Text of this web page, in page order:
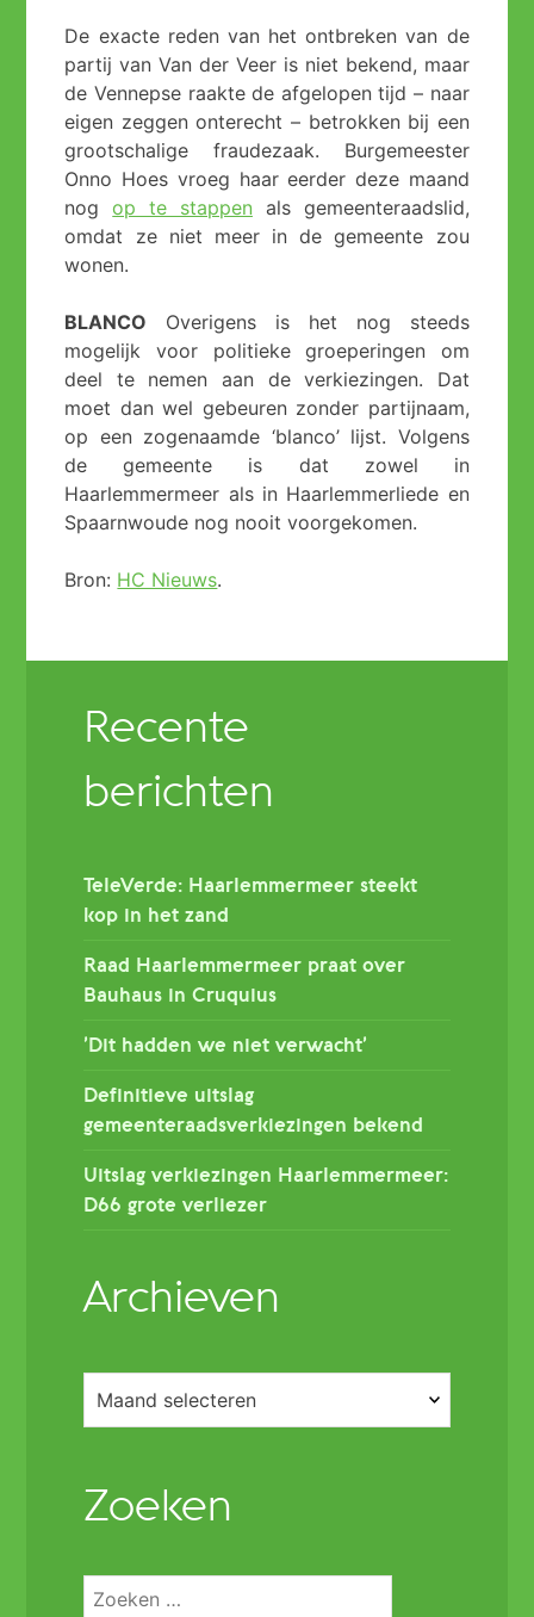
De exacte reden van het ontbreken van de
partij van Van der Veer is niet bekend, maar
de Vennepse raakte de afgelopen tijd – naar
eigen zeggen onterecht – betrokken bij een
grootschalige fraudezaak. Burgemeester
Onno Hoes vroeg haar eerder deze maand
nogop te stappen als gemeenteraadslid,
omdat ze niet meer in de gemeente zou
wonen.
BLANCO Overigens is het nog steeds
mogelijk voor politieke groeperingen om
deel te nemen aan de verkiezingen. Dat
moet dan wel gebeuren zonder partijnaam,
op een zogenaamde ‘blanco’ lijst. Volgens
de gemeente is dat zowel in
Haarlemmermeer als in Haarlemmerliede en
Spaarnwoude nog nooit voorgekomen.
Bron: HC Nieuws.
Recente
berichten
TeleVerde: Haarlemmermeer steekt
kop in het zand
Raad Haarlemmermeer praat over
Bauhaus in Cruquius
’Dit hadden we niet verwacht’
Definitieve uitslag
gemeenteraadsverkiezingen bekend
Uitslag verkiezingen Haarlemmermeer:
D66 grote verliezer
Archieven
Archieven
Zoeken
Zoeken